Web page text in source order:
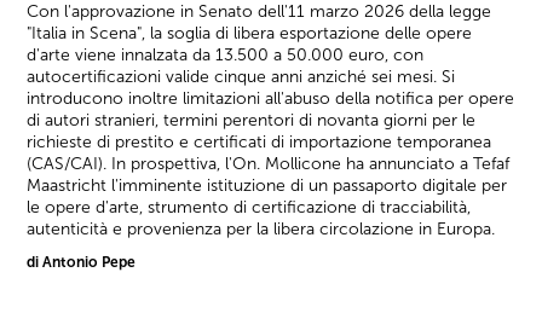
Con l'approvazione in Senato dell'11 marzo 2026 della legge
"Italia in Scena", la soglia di libera esportazione delle opere
d'arte viene innalzata da 13.500 a 50.000 euro, con
autocertificazioni valide cinque anni anziché sei mesi. Si
introducono inoltre limitazioni all'abuso della notifica per opere
di autori stranieri, termini perentori di novanta giorni per le
richieste di prestito e certificati di importazione temporanea
(CAS/CAI). In prospettiva, l'On. Mollicone ha annunciato a Tefaf
Maastricht l'imminente istituzione di un passaporto digitale per
le opere d'arte, strumento di certificazione di tracciabilità,
autenticità e provenienza per la libera circolazione in Europa.
di Antonio Pepe